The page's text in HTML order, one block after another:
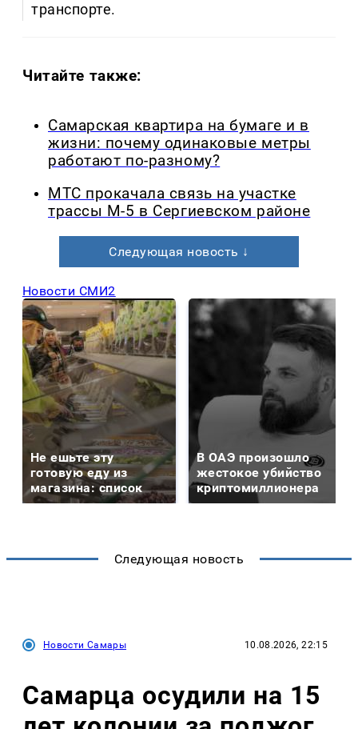
транспорте.
Читайте также:
Самарская квартира на бумаге и в
жизни: почему одинаковые метры
работают по-разному?
МТС прокачала связь на участке
трассы М-5 в Сергиевском районе
Следующая новость ↓
Новости СМИ2
Не ешьте эту
готовую еду из
магазина: список
В ОАЭ произошло
жестокое убийство
криптомиллионера
Следующая новость
Новости Самары 10.08.2026, 22:15
Самарца осудили на 15